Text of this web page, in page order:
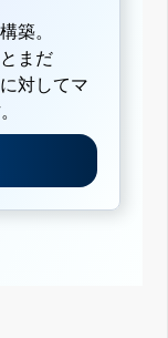
築。
まだ
対してマ